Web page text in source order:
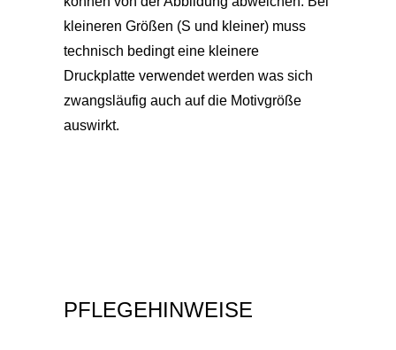
kleineren Größen (S und kleiner) muss
technisch bedingt eine kleinere
Druckplatte verwendet werden was sich
zwangsläufig auch auf die Motivgröße
auswirkt.
PFLEGEHINWEISE